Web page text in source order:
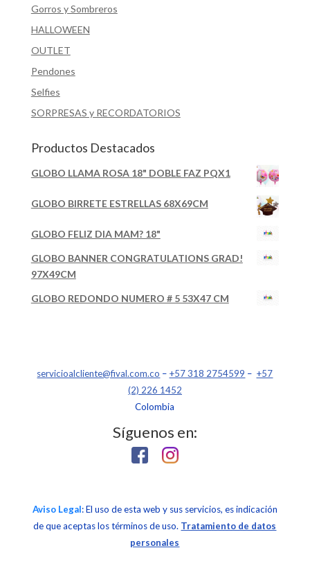
Gorros y Sombreros
HALLOWEEN
OUTLET
Pendones
Selfies
SORPRESAS y RECORDATORIOS
Productos Destacados
GLOBO LLAMA ROSA 18" DOBLE FAZ PQX1
GLOBO BIRRETE ESTRELLAS 68X69CM
GLOBO FELIZ DIA MAM? 18"
GLOBO BANNER CONGRATULATIONS GRAD!
97X49CM
GLOBO REDONDO NUMERO # 5 53X47 CM
servicioalcliente@fival.com.co – +57 318 2754599 – +57
(2) 226 1452
Colombia
Síguenos en:
Aviso Legal: El uso de esta web y sus servicios, es indicación
de que aceptas los términos de uso. Tratamiento de datos
personales